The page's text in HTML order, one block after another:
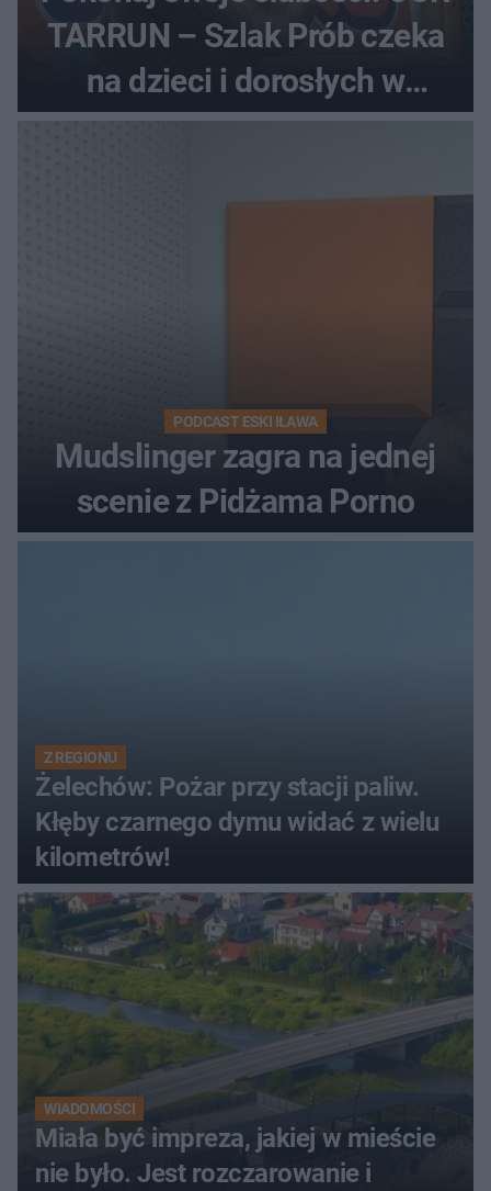
TARRUN – Szlak Prób czeka
na dzieci i dorosłych w
Dolinie Dunajca
PODCAST ESKI IŁAWA
Mudslinger zagra na jednej
scenie z Pidżama Porno
Z REGIONU
Żelechów: Pożar przy stacji paliw.
Kłęby czarnego dymu widać z wielu
kilometrów!
WIADOMOŚCI
Miała być impreza, jakiej w mieście
nie było. Jest rozczarowanie i